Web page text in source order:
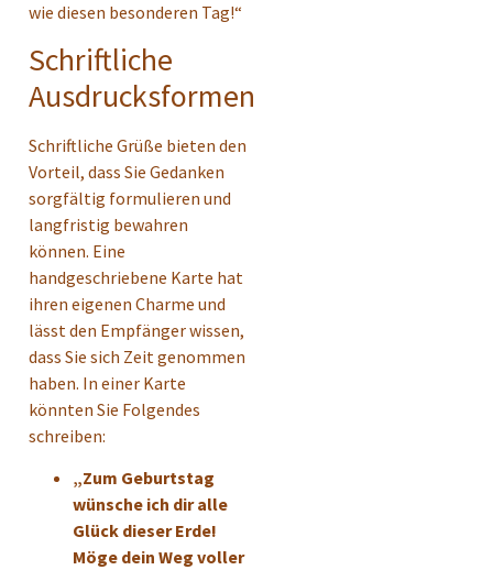
wie diesen besonderen Tag!“
Schriftliche
Ausdrucksformen
Schriftliche Grüße bieten den
Vorteil, dass Sie Gedanken
sorgfältig formulieren und
langfristig bewahren
können. Eine
handgeschriebene Karte hat
ihren eigenen Charme und
lässt den Empfänger wissen,
dass Sie sich Zeit genommen
haben. In einer Karte
könnten Sie Folgendes
schreiben:
„Zum Geburtstag
wünsche ich dir alle
Glück dieser Erde!
Möge dein Weg voller